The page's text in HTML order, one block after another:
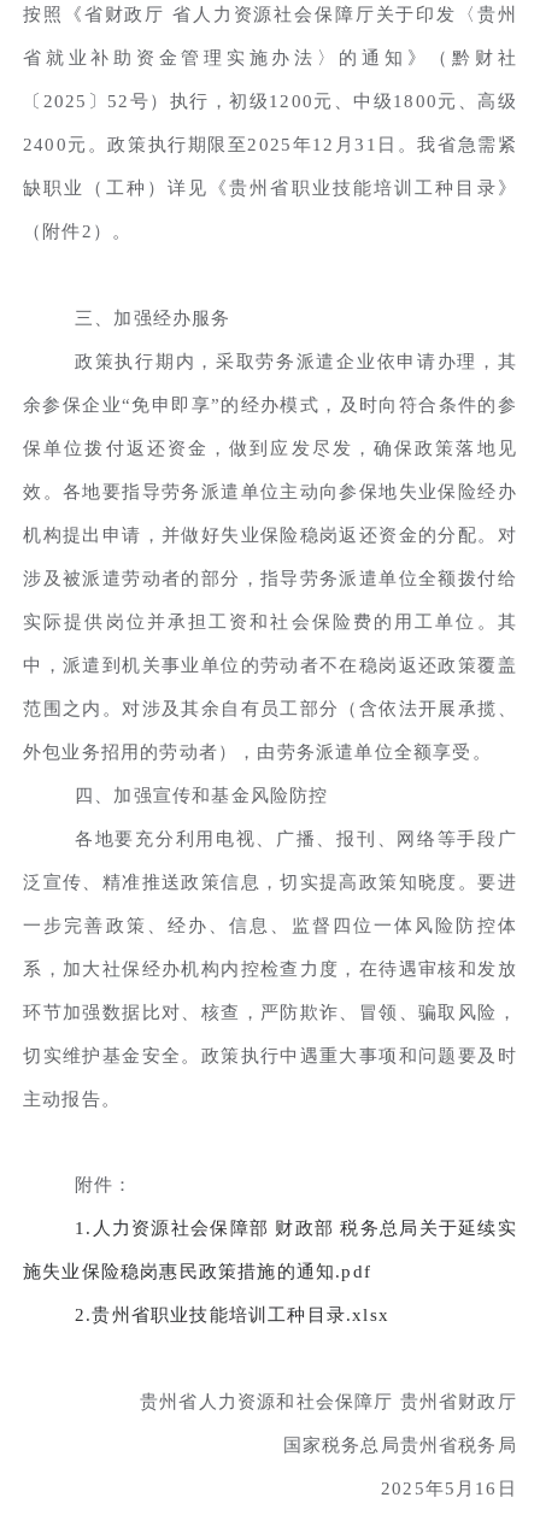
按照《省财政厅 省人力资源社会保障厅关于印发〈贵州
省就业补助资金管理实施办法〉的通知》（黔财社
〔2025〕52号）执行，初级1200元、中级1800元、高级
2400元。政策执行期限至2025年12月31日。我省急需紧
缺职业（工种）详见《贵州省职业技能培训工种目录》
（附件2）。
三、加强经办服务
政策执行期内，采取劳务派遣企业依申请办理，其
余参保企业“免申即享”的经办模式，及时向符合条件的参
保单位拨付返还资金，做到应发尽发，确保政策落地见
效。各地要指导劳务派遣单位主动向参保地失业保险经办
机构提出申请，并做好失业保险稳岗返还资金的分配。对
涉及被派遣劳动者的部分，指导劳务派遣单位全额拨付给
实际提供岗位并承担工资和社会保险费的用工单位。其
中，派遣到机关事业单位的劳动者不在稳岗返还政策覆盖
范围之内。对涉及其余自有员工部分（含依法开展承揽、
外包业务招用的劳动者），由劳务派遣单位全额享受。
四、加强宣传和基金风险防控
各地要充分利用电视、广播、报刊、网络等手段广
泛宣传、精准推送政策信息，切实提高政策知晓度。要进
一步完善政策、经办、信息、监督四位一体风险防控体
系，加大社保经办机构内控检查力度，在待遇审核和发放
环节加强数据比对、核查，严防欺诈、冒领、骗取风险，
切实维护基金安全。政策执行中遇重大事项和问题要及时
主动报告。
附件：
1.人力资源社会保障部 财政部 税务总局关于延续实
施失业保险稳岗惠民政策措施的通知.pdf
2.贵州省职业技能培训工种目录.xlsx
贵州省人力资源和社会保障厅 贵州省财政厅
国家税务总局贵州省税务局
2025年5月16日